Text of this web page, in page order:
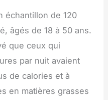
échantillon de 120
âgés de 18 à 50 ans.
que ceux qui
par nuit avaient
de calories et à
en matières grasses